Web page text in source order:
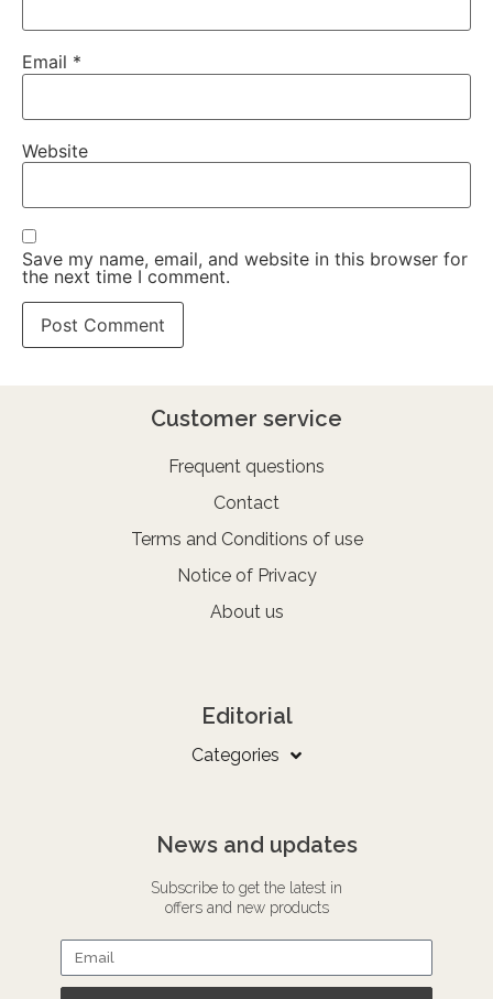
Email *
Website
Save my name, email, and website in this browser for
the next time I comment.
Customer service
Frequent questions
Contact
Terms and Conditions of use
Notice of Privacy
About us
Editorial
Categories
News and updates
Subscribe to get the latest in
offers and new products